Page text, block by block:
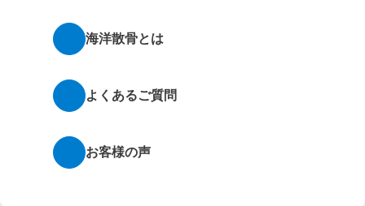
海洋散骨とは
よくあるご質問
お客様の声